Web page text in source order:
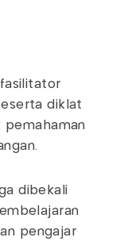
diklat
pemahaman
dibekali
pengajar